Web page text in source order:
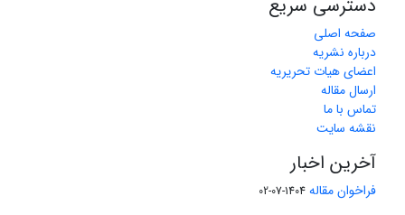
دسترسی سریع
صفحه اصلی
درباره نشریه
اعضای هیات تحریریه
ارسال مقاله
تماس با ما
نقشه سایت
آخرین اخبار
فراخوان مقاله 1404-07-02